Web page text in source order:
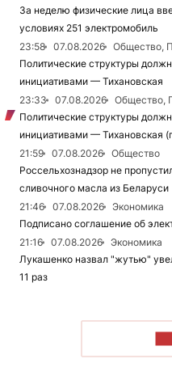
За неделю физические лица
условиях 251 электромобиль
23:58
07.08.2026
Общество,
Политические структуры
инициативами — Тихановская
23:33
07.08.2026
Общество,
Политические структуры
инициативами — Тихановская
21:59
07.08.2026
Общество
Россельхознадзор не
сливочного масла из Беларуси
21:46
07.08.2026
Экономика
Подписано соглашение об
21:16
07.08.2026
Экономика
Лукашенко назвал "жутью"
11 раз